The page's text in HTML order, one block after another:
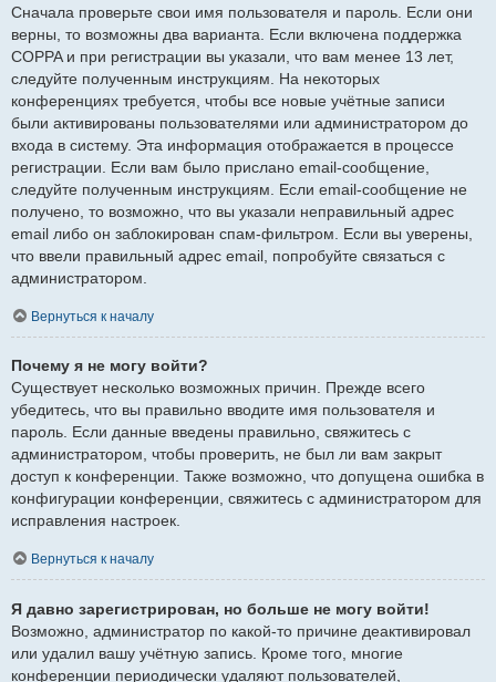
Сначала проверьте свои имя пользователя и пароль. Если они
верны, то возможны два варианта. Если включена поддержка
COPPA и при регистрации вы указали, что вам менее 13 лет,
следуйте полученным инструкциям. На некоторых
конференциях требуется, чтобы все новые учётные записи
были активированы пользователями или администратором до
входа в систему. Эта информация отображается в процессе
регистрации. Если вам было прислано email-сообщение,
следуйте полученным инструкциям. Если email-сообщение не
получено, то возможно, что вы указали неправильный адрес
email либо он заблокирован спам-фильтром. Если вы уверены,
что ввели правильный адрес email, попробуйте связаться с
администратором.
Вернуться к началу
Почему я не могу войти?
Существует несколько возможных причин. Прежде всего
убедитесь, что вы правильно вводите имя пользователя и
пароль. Если данные введены правильно, свяжитесь с
администратором, чтобы проверить, не был ли вам закрыт
доступ к конференции. Также возможно, что допущена ошибка в
конфигурации конференции, свяжитесь с администратором для
исправления настроек.
Вернуться к началу
Я давно зарегистрирован, но больше не могу войти!
Возможно, администратор по какой-то причине деактивировал
или удалил вашу учётную запись. Кроме того, многие
конференции периодически удаляют пользователей,